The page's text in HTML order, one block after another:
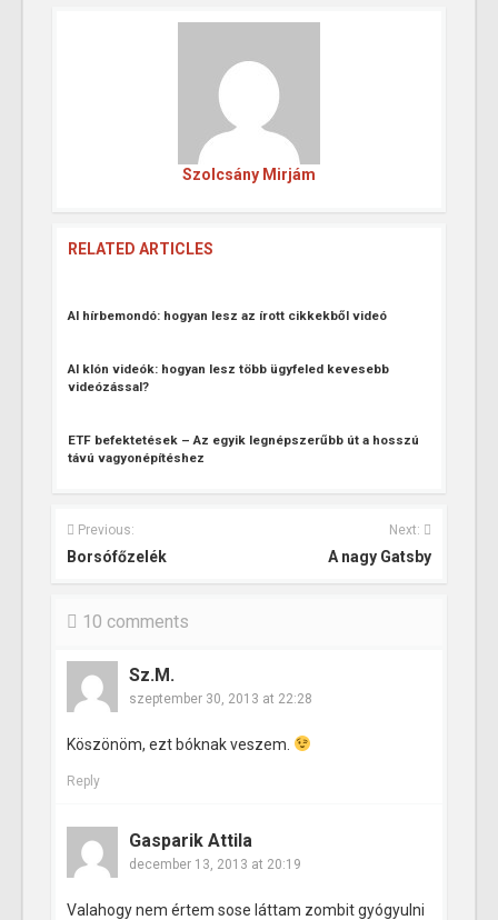
Szolcsány Mirjám
RELATED ARTICLES
AI hírbemondó: hogyan lesz az írott cikkekből videó
AI klón videók: hogyan lesz több ügyfeled kevesebb
videózással?
ETF befektetések – Az egyik legnépszerűbb út a hosszú
távú vagyonépítéshez
Previous:
Borsófőzelék
Next:
A nagy Gatsby
10 comments
Sz.M.
szeptember 30, 2013 at 22:28
Köszönöm, ezt bóknak veszem.
Reply
Gasparik Attila
december 13, 2013 at 20:19
Valahogy nem értem sose láttam zombit gyógyulni